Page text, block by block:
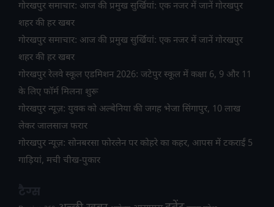
गोरखपुर समाचार: आज की प्रमुख सुर्खियां: एक नजर में जानें गोरखपुर
शहर की हर खबर
गोरखपुर समाचार: आज की प्रमुख सुर्खियां: एक नजर में जानें गोरखपुर
शहर की हर खबर
गोरखपुर रेलवे स्कूल एडमिशन 2026: जटेपुर स्कूल में कक्षा 6, 9 और 11
के लिए फॉर्म मिलना शुरू
गोरखपुर न्यूज़: युवक को अल्बेनिया की जगह भेजा सिंगापुर, 10 लाख
लेकर जालसाज फरार
गोरखपुर न्यूज़: सोनबरसा फोरलेन पर कोहरे का कहर, आपस में टकराईं 5
गाड़ियां, मची चीख-पुकार